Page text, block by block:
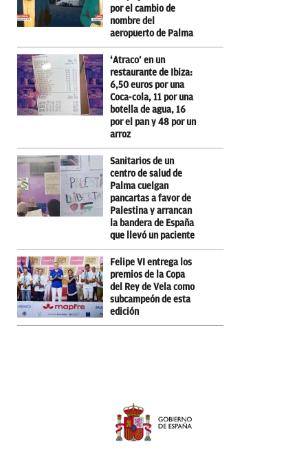
por el cambio de
nombre del
aeropuerto de Palma
‘Atraco’ en un
restaurante de Ibiza:
6,50 euros por una
Coca-cola, 11 por una
botella de agua, 16
por el pan y 48 por un
arroz
Sanitarios de un
centro de salud de
Palma cuelgan
pancartas a favor de
Palestina y arrancan
la bandera de España
que llevó un paciente
Felipe VI entrega los
premios de la Copa
del Rey de Vela como
subcampeón de esta
edición